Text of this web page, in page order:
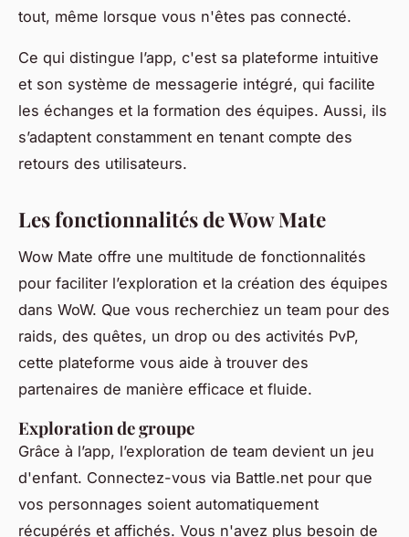
tout, même lorsque vous n'êtes pas connecté.
Ce qui distingue l’app, c'est sa plateforme intuitive
et son système de messagerie intégré, qui facilite
les échanges et la formation des équipes. Aussi, ils
s’adaptent constamment en tenant compte des
retours des utilisateurs.
Les fonctionnalités de Wow Mate
Wow Mate offre une multitude de fonctionnalités
pour faciliter l’exploration et la création des équipes
dans WoW. Que vous recherchiez un team pour des
raids, des quêtes, un drop ou des activités PvP,
cette plateforme vous aide à trouver des
partenaires de manière efficace et fluide.
Exploration de groupe
Grâce à l’app, l’exploration de team devient un jeu
d'enfant. Connectez-vous via Battle.net pour que
vos personnages soient automatiquement
récupérés et affichés. Vous n'avez plus besoin de